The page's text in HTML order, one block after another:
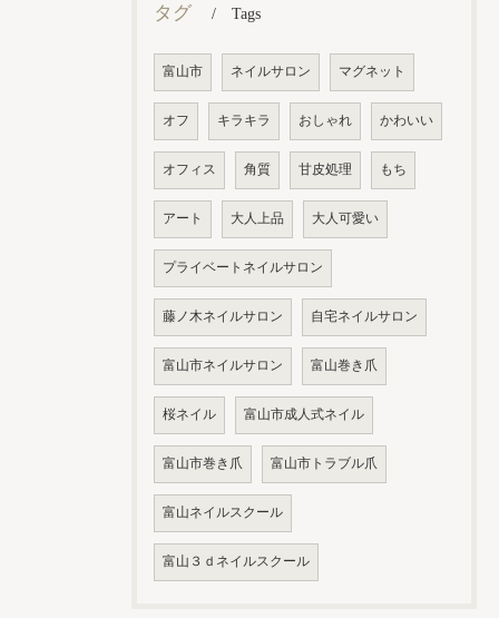
タグ Tags
富山市 ネイルサロン マグネット
オフ キラキラ おしゃれ かわいい
オフィス 角質 甘皮処理 もち
アート 大人上品 大人可愛い
プライベートネイルサロン
藤ノ木ネイルサロン 自宅ネイルサロン
富山市ネイルサロン 富山巻き爪
桜ネイル 富山市成人式ネイル
富山市巻き爪 富山市トラブル爪
富山ネイルスクール
富山３ｄネイルスクール